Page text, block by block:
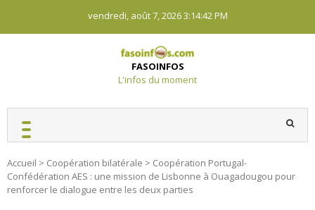
content
vendredi, août 7, 20263:14:43 PM
FASOINFOS
L'infos du moment
Accueil > Coopération bilatérale > Coopération Portugal-
Confédération AES : une mission de Lisbonne à Ouagadougou pour
renforcer le dialogue entre les deux parties